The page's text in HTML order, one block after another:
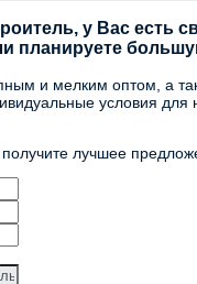
у Вас есть
планируете
и мелким оптом, а
условия для
лучшее